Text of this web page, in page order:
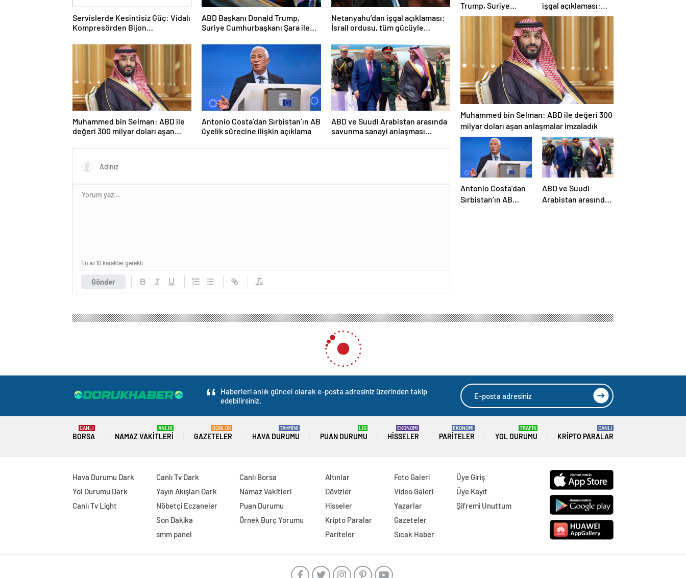
Servislerde Kesintisiz Güç: Vidalı
Kompresörden Bijon
ABD Başkanı Donald Trump,
Suriye Cumhurbaşkanı Şara ile
Netanyahu’dan işgal açıklaması:
İsrail ordusu, tüm gücüyle
Muhammed bin Selman: ABD ile
değeri 300 milyar doları aşan
Antonio Costa’dan Sırbistan’ın AB
üyelik sürecine ilişkin açıklama
ABD ve Suudi Arabistan arasında
savunma sanayi anlaşması
Gönder
En az 10 karakter gerekli
Trump, Suriye
Cumhurbaşkanı
Şara ile görüşecek
işgal açıklaması:
İsrail ordusu, tüm
gücüyle Gazze’ye
girecek
Muhammed bin Selman: ABD ile değeri 300
milyar doları aşan anlaşmalar imzaladık
Antonio Costa’dan
Sırbistan’ın AB
ABD ve Suudi
Arabistan arasında
Haberleri anlık güncel olarak e-posta adresiniz üzerinden takip
edebilirsiniz.
BORSA
CANLI
NAMAZ VAKITLERI
ANLIK
GAZETELER
GÜNLÜK
HAVA DURUMU
TAHMİNİ
PUAN DURUMU
LİG
HISSELER
EKONOMİ
PARITELER
EKONOMİ
YOL DURUMU
TRAFİK
KRIPTO PARALAR
CANLI
Hava Durumu Dark
Yol Durumu Dark
Canlı Tv Light
Canlı Tv Dark
Yayın Akışları Dark
Nöbetçi Eczaneler
Son Dakika
smm panel
Canlı Borsa
Namaz Vakitleri
Puan Durumu
Örnek Burç Yorumu
Altınlar
Dövizler
Hisseler
Kripto Paralar
Pariteler
Foto Galeri
Video Galeri
Yazarlar
Gazeteler
Sıcak Haber
Üye Giriş
Üye Kayıt
Şifremi Unuttum